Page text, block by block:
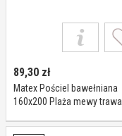
89,30 zł
Matex Pościel bawełniana
160x200 Plaża mewy trawa